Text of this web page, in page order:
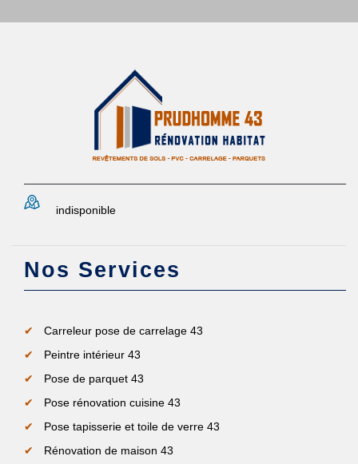
indisponible
Nos Services
Carreleur pose de carrelage 43
Peintre intérieur 43
Pose de parquet 43
Pose rénovation cuisine 43
Pose tapisserie et toile de verre 43
Rénovation de maison 43